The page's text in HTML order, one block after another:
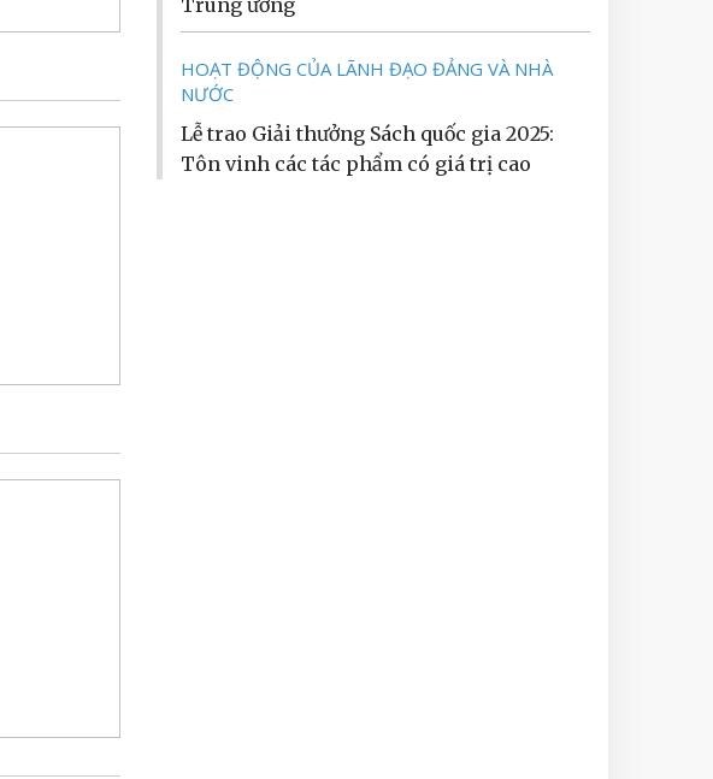
Trung ương
HOẠT ĐỘNG CỦA LÃNH ĐẠO ĐẢNG VÀ NHÀ
NƯỚC
Lễ trao Giải thưởng Sách quốc gia 2025:
Tôn vinh các tác phẩm có giá trị cao